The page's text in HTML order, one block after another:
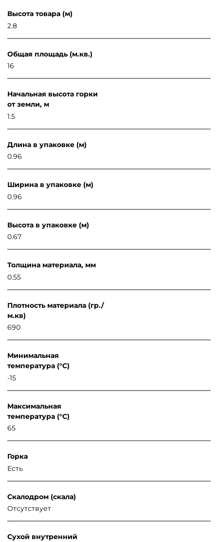
Высота товара (м)
2.8
Общая площадь (м.кв.)
16
Начальная высота горки
от земли, м
1.5
Длина в упаковке (м)
0.96
Ширина в упаковке (м)
0.96
Высота в упаковке (м)
0.67
Толщина материала, мм
0.55
Плотность материала (гр./
м.кв)
690
Минимальная
температура (°C)
-15
Максимальная
температура (°C)
65
Горка
Есть
Скалодром (скала)
Отсутствует
Сухой внутренний